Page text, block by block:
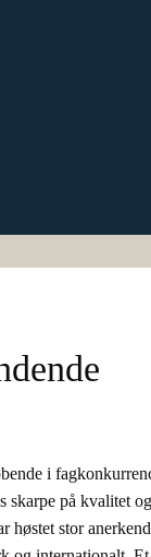
i
skarpe på kvalitet og
høstet stor